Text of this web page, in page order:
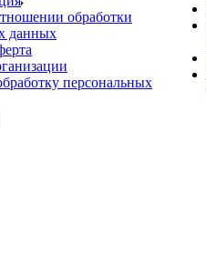
обработки
данных
персональных